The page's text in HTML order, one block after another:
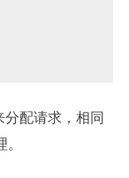
配请求，相同